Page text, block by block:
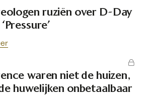
ruziën over D-Day
waren niet de huizen,
huwelijken onbetaalbaar